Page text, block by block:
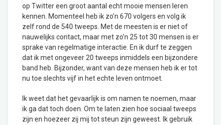
op Twitter een groot aantal echt mooie mensen leren
kennen. Momenteel heb ik zo’n 670 volgers en volg ik
zelf rond de 540 tweeps. Met de meesten is er niet of
nauwelijks contact, maar met zo’n 25 tot 30 mensen is er
sprake van regelmatige interactie. En ik durf te zeggen
dat ik met ongeveer 20 tweeps inmiddels een bijzondere
band heb. Bijzonder, want van deze mensen heb ik er tot
nu toe slechts vijf in het echte leven ontmoet.
Ik weet dat het gevaarlijk is om namen te noemen, maar
ik ga dat toch doen. Om te laten zien hoe sociaal tweeps
zijn en hoezeer zij mij tot steun zijn geweest. Ik gebruik